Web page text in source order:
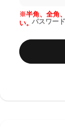
パスワード
※半角、全角
い。